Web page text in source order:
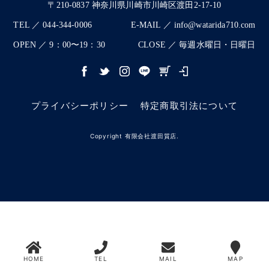
〒210-0837 神奈川県川崎市川崎区渡田2-17-10
TEL ／ 044-344-0006 E-MAIL ／ info@watarida710.com
OPEN ／ 9：00〜19：30 CLOSE ／ 毎週水曜日・日曜日
プライバシーポリシー 特定商取引法について
Copyright 有限会社渡田質店.
HOME TEL MAIL MAP